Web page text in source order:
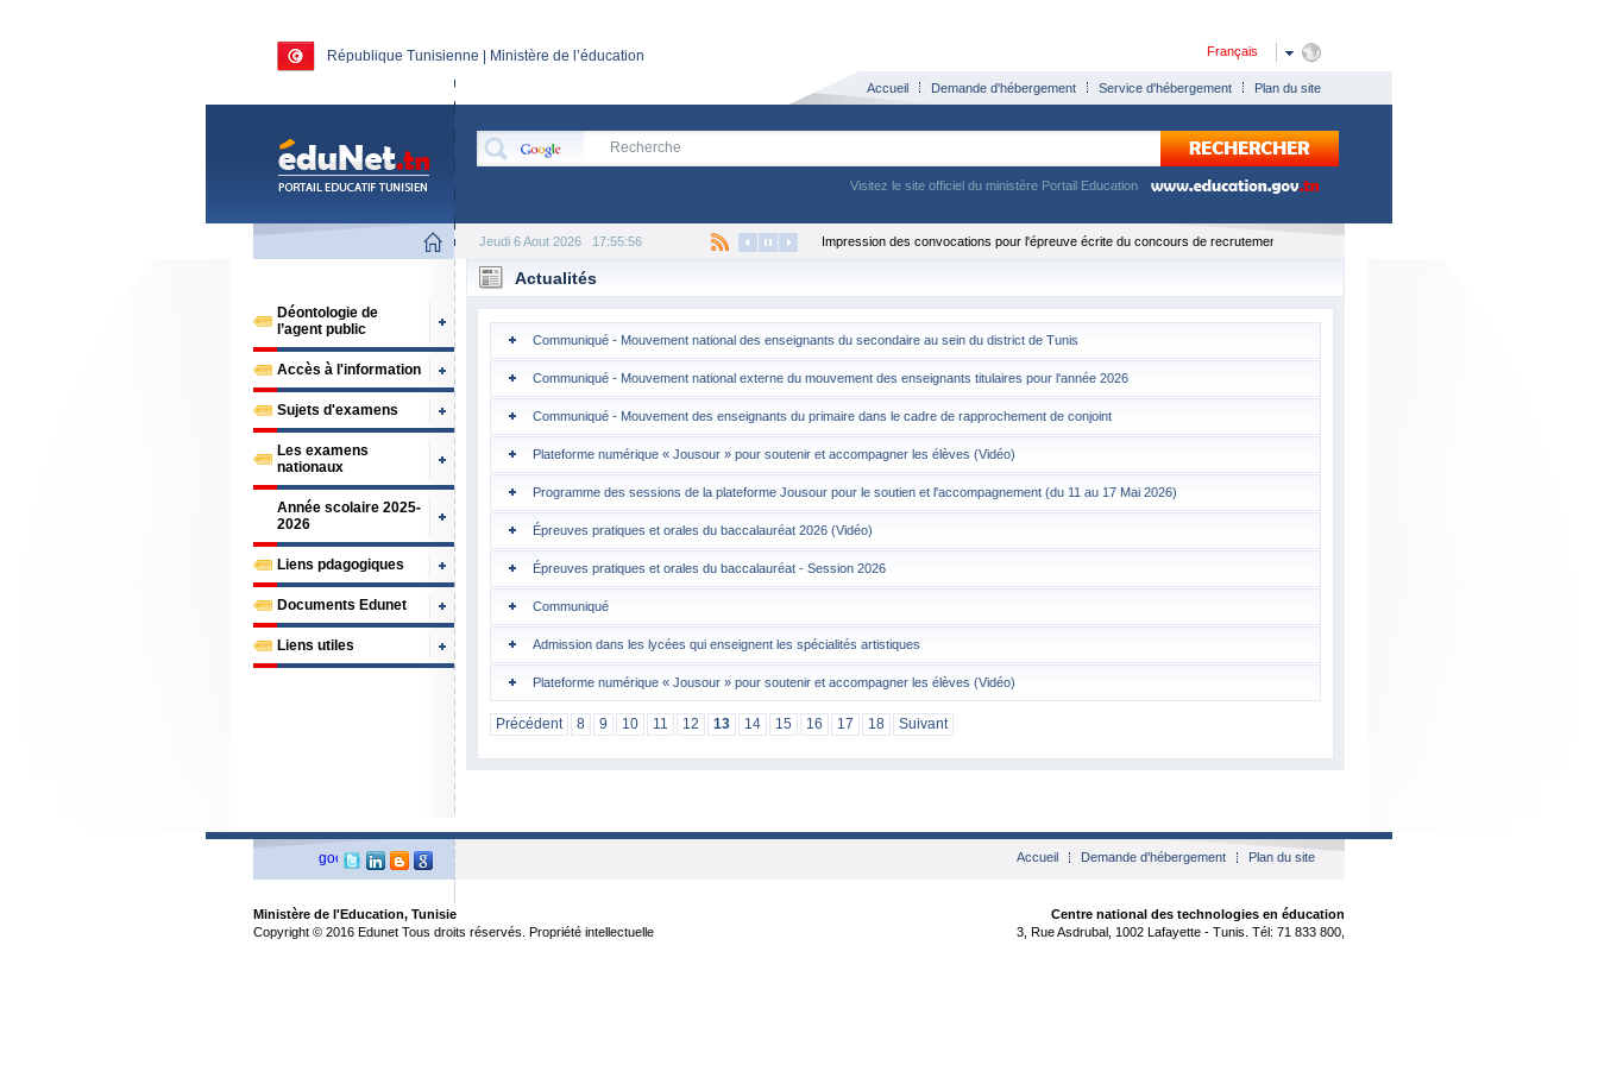
République Tunisienne | Ministère de l’éducation Français
Accueil Demande d'hébergement Service d'hébergement Plan du site
Visitez le site officiel du ministère Portail Education
Jeudi 6 Aout 2026 17:55:56 Impression des convocations pour l'épreuve écrite du concours de recrutement des professeurs du secondaire session 2026
Déontologie de
l’agent public
Accès à l'information
Sujets d'examens
Les examens
nationaux
Année scolaire 2025-
2026
Liens pdagogiques
Documents Edunet
Liens utiles
Actualités
Communiqué - Mouvement national des enseignants du secondaire au sein du district de Tunis
Communiqué - Mouvement national externe du mouvement des enseignants titulaires pour l'année 2026
Communiqué - Mouvement des enseignants du primaire dans le cadre de rapprochement de conjoint
Plateforme numérique « Jousour » pour soutenir et accompagner les élèves (Vidéo)
Programme des sessions de la plateforme Jousour pour le soutien et l'accompagnement (du 11 au 17 Mai 2026)
Épreuves pratiques et orales du baccalauréat 2026 (Vidéo)
Épreuves pratiques et orales du baccalauréat - Session 2026
Communiqué
Admission dans les lycées qui enseignent les spécialités artistiques
Plateforme numérique « Jousour » pour soutenir et accompagner les élèves (Vidéo)
Précédent 8 9 10 11 12 13 14 15 16 17 18 Suivant
Accueil Demande d'hébergement Plan du site
Ministère de l'Education, Tunisie
Copyright © 2016 Edunet Tous droits réservés. Propriété intellectuelle
Centre national des technologies en éducation
3, Rue Asdrubal, 1002 Lafayette - Tunis. Tél: 71 833 800,